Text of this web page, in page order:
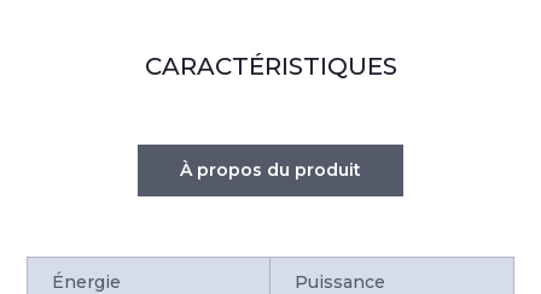
CARACTÉRISTIQUES
À propos du produit
Énergie
Puissance